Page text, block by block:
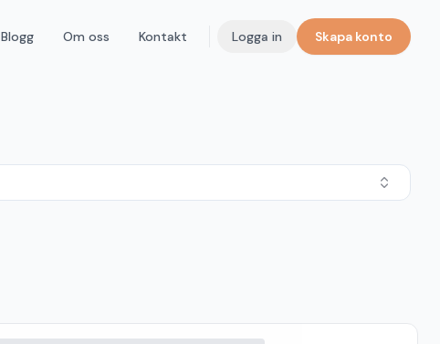
Blogg Om oss Kontakt Logga in Skapa konto